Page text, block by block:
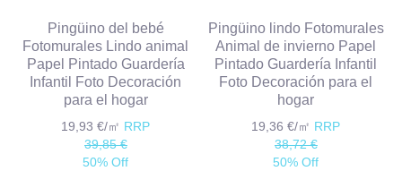
Pingüino del bebé
Fotomurales Lindo animal
Papel Pintado Guardería
Infantil Foto Decoración
para el hogar
19,93 €/㎡ RRP
39,85 €
50% Off
Pingüino lindo Fotomurales
Animal de invierno Papel
Pintado Guardería Infantil
Foto Decoración para el
hogar
19,36 €/㎡ RRP
38,72 €
50% Off